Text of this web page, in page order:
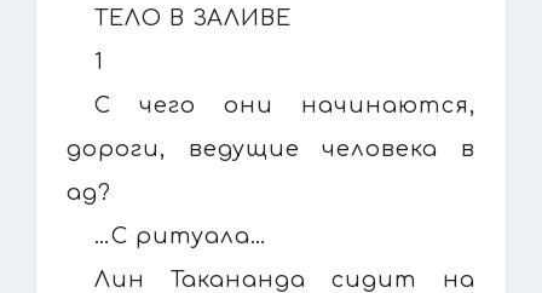
ТЕЛО В ЗАЛИВЕ
1
С чего они начинаются,
дороги, ведущие человека в
ад?
…С ритуала…
Лин Такананда сидит на